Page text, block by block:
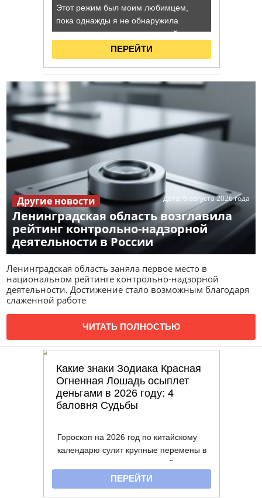
Ленинградская область возглавила
рейтинг контрольно-надзорной
деятельности в России
Дата: 6 августа 2026 года
Другие новости
Ленинградская область заняла первое место в
национальном рейтинге контрольно-надзорной
деятельности. Достижение стало возможным благодаря
слаженной работе
ЧИТАТЬ ПОЛНОСТЬЮ